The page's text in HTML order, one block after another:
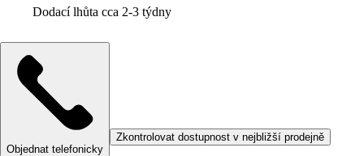
Dodací lhůta cca 2-3 týdny
Objednat telefonicky
Zkontrolovat dostupnost v nejbližší prodejně